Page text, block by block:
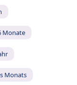
Monate
Monats